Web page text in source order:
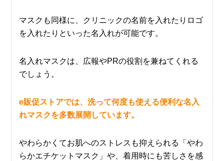
マスクも同様に、クリニックの名前を入れたりロゴ
を入れたりといった名入れが可能です。
名入れマスクは、広報やPRの役割を兼ねてくれる
でしょう。
e販促ストアでは、洗って何度も使える便利な名入
れマスクを多数展開しています。
やわらかくてお肌へのストレスも抑えられる「やわ
らかエチケットマスク」や、着用時にも苦しさを感